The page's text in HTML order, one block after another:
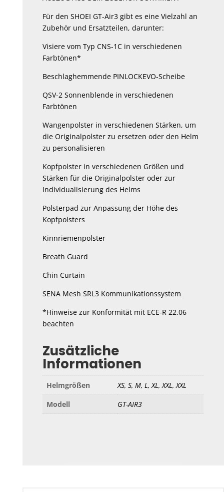
Für den SHOEI GT-Air3 gibt es eine Vielzahl an
Zubehör und Ersatzteilen, darunter:
Visiere vom Typ CNS-1C in verschiedenen
Farbtönen*
Beschlaghemmende PINLOCKEVO-Scheibe
QSV-2 Sonnenblende in verschiedenen
Farbtönen
Wangenpolster in verschiedenen Stärken, um
die Originalpolster zu ersetzen oder den Helm
zu personalisieren
Kopfpolster in verschiedenen Größen und
Stärken für die Originalpolster oder zur
Individualisierung des Helms
Polsterpad zur Anpassung der Höhe des
Kopfpolsters
Kinnriemenpolster
Breath Guard
Chin Curtain
SENA Mesh SRL3 Kommunikationssystem
*Hinweise zur Konformität mit ECE-R 22.06
beachten
Zusätzliche
Informationen
Helmgrößen
XS, S, M, L, XL, XXL, XXL
Modell
GT-AIR3